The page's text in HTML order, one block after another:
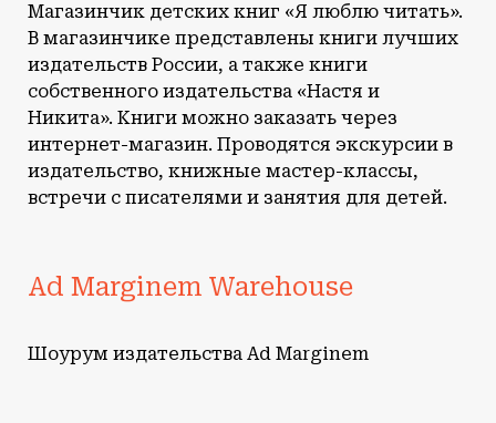
Магазинчик детских книг «Я люблю читать».
В магазинчике представлены книги лучших
издательств России, а также книги
собственного издательства «Настя и
Никита». Книги можно заказать через
интернет-магазин. Проводятся экскурсии в
издательство, книжные мастер-классы,
встречи с писателями и занятия для детей.
Ad Marginem Warehouse
Шоурум издательства Ad Marginem